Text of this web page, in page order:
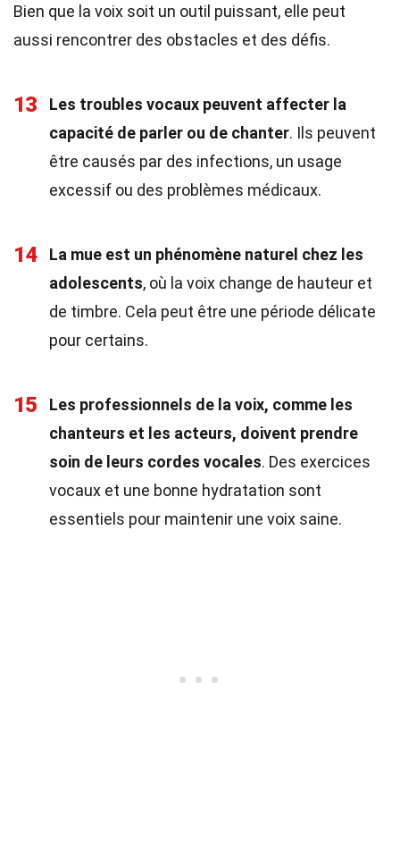
Bien que la voix soit un outil puissant, elle peut
aussi rencontrer des obstacles et des défis.
13
Les troubles vocaux peuvent affecter la
capacité de parler ou de chanter. Ils peuvent
être causés par des infections, un usage
excessif ou des problèmes médicaux.
14
La mue est un phénomène naturel chez les
adolescents, où la voix change de hauteur et
de timbre. Cela peut être une période délicate
pour certains.
15
Les professionnels de la voix, comme les
chanteurs et les acteurs, doivent prendre
soin de leurs cordes vocales. Des exercices
vocaux et une bonne hydratation sont
essentiels pour maintenir une voix saine.